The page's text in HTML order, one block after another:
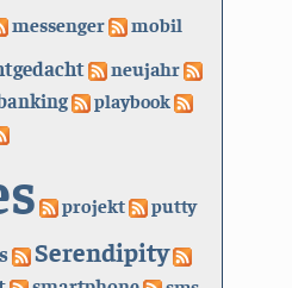
messenger mobil
neujahr
playbook
projekt putty
Serendipity